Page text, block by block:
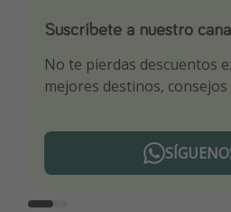
Suscríbete a nuestro
No te pierdas descuentos
mejores destinos, consejos
Descarga nuestra app
Sé el primero en reservar
¡Suscríbete a nuestro
¡Recibe las mejores ofertas
ti por nuestros expertos